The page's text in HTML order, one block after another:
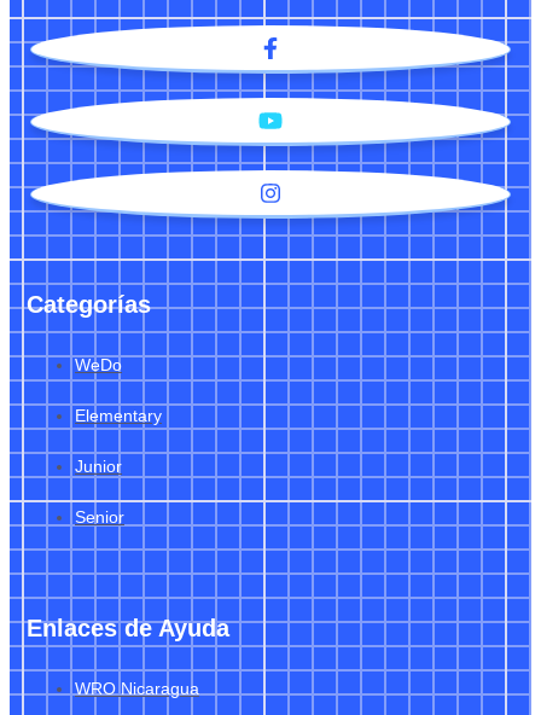
Categorías
WeDo
Elementary
Junior
Senior
Enlaces de Ayuda
WRO Nicaragua